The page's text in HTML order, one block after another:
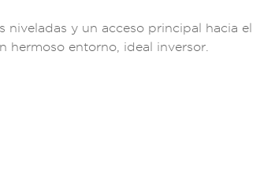
niveladas y un acceso principal hacia el
hermoso entorno, ideal inversor.